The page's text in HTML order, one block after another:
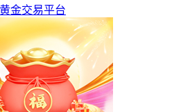
金交易平台